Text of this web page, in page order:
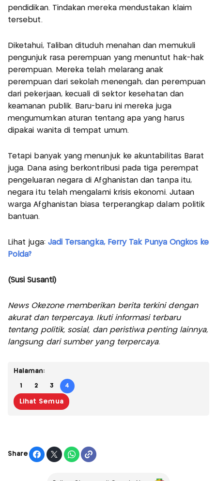
pendidikan. Tindakan mereka mendustakan klaim
tersebut.
Diketahui, Taliban dituduh menahan dan memukuli
pengunjuk rasa perempuan yang menuntut hak-hak
perempuan. Mereka telah melarang anak
perempuan dari sekolah menengah, dan perempuan
dari pekerjaan, kecuali di sektor kesehatan dan
keamanan publik. Baru-baru ini mereka juga
mengumumkan aturan tentang apa yang harus
dipakai wanita di tempat umum.
Tetapi banyak yang menunjuk ke akuntabilitas Barat
juga. Dana asing berkontribusi pada tiga perempat
pengeluaran negara di Afghanistan dan tanpa itu,
negara itu telah mengalami krisis ekonomi. Jutaan
warga Afghanistan biasa terperangkap dalam politik
bantuan.
Lihat juga: Jadi Tersangka, Ferry Tak Punya Ongkos ke
Polda?
(Susi Susanti)
News Okezone memberikan berita terkini dengan
akurat dan terpercaya. Ikuti informasi terbaru
tentang politik, sosial, dan peristiwa penting lainnya,
langsung dari sumber yang terpercaya.
Halaman:
1 2 3 4
Lihat Semua
Share